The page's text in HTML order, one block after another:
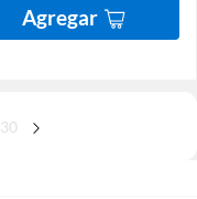
Agregar
30